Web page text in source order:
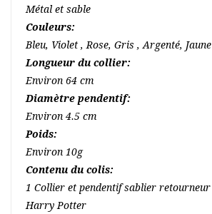
Métal et sable
Couleurs:
Bleu, Violet , Rose, Gris , Argenté, Jaune
Longueur du collier:
Environ 64 cm
Diamètre pendentif:
Environ 4.5 cm
Poids:
Environ 10g
Contenu du colis:
1 Collier et pendentif sablier retourneur
Harry Potter